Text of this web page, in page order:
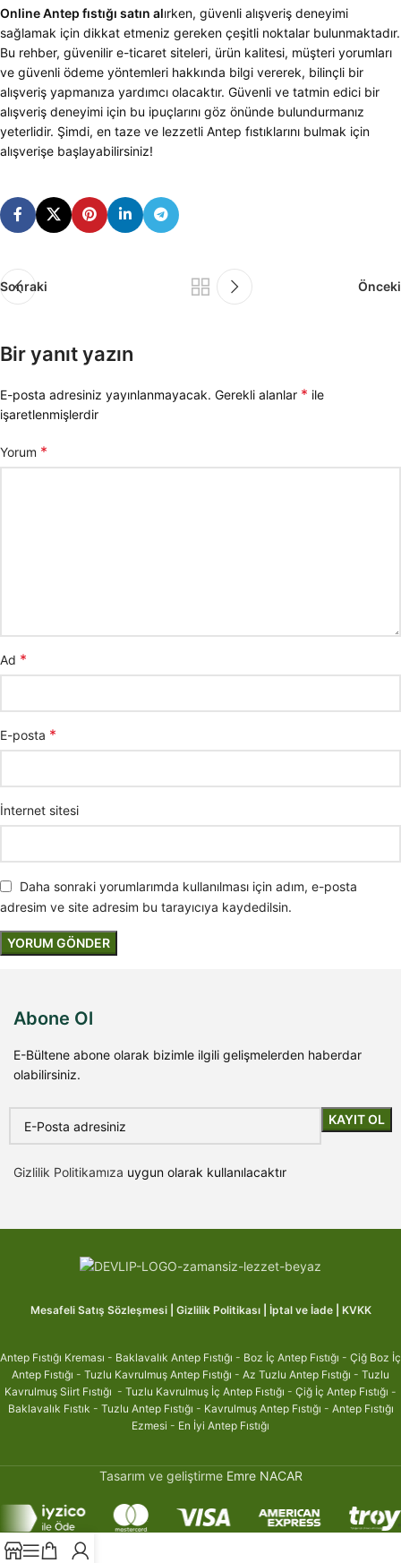
Online Antep fıstığı satın alırken, güvenli alışveriş deneyimi
sağlamak için dikkat etmeniz gereken çeşitli noktalar bulunmaktadır.
Bu rehber, güvenilir e-ticaret siteleri, ürün kalitesi, müşteri yorumları
ve güvenli ödeme yöntemleri hakkında bilgi vererek, bilinçli bir
alışveriş yapmanıza yardımcı olacaktır. Güvenli ve tatmin edici bir
alışveriş deneyimi için bu ipuçlarını göz önünde bulundurmanız
yeterlidir. Şimdi, en taze ve lezzetli Antep fıstıklarını bulmak için
alışverişe başlayabilirsiniz!
Sonraki Önceki
Bir yanıt yazın
E-posta adresiniz yayınlanmayacak. Gerekli alanlar * ile
işaretlenmişlerdir
Yorum *
Ad *
E-posta *
İnternet sitesi
Daha sonraki yorumlarımda kullanılması için adım, e-posta
adresim ve site adresim bu tarayıcıya kaydedilsin.
Abone Ol
E-Bültene abone olarak bizimle ilgili gelişmelerden haberdar
olabilirsiniz.
Gizlilik Politikamıza uygun olarak kullanılacaktır
Mesafeli Satış Sözleşmesi| Gizlilik Politikası| İptal ve İade| KVKK
Antep Fıstığı Kreması - Baklavalık Antep Fıstığı - Boz İç Antep Fıstığı - Çiğ Boz İç
Antep Fıstığı - Tuzlu Kavrulmuş Antep Fıstığı - Az Tuzlu Antep Fıstığı - Tuzlu
Kavrulmuş Siirt Fıstığı - Tuzlu Kavrulmuş İç Antep Fıstığı - Çiğ İç Antep Fıstığı -
Baklavalık Fıstık - Tuzlu Antep Fıstığı - Kavrulmuş Antep Fıstığı - Antep Fıstığı
Ezmesi - En İyi Antep Fıstığı
Tasarım ve geliştirme Emre NACAR